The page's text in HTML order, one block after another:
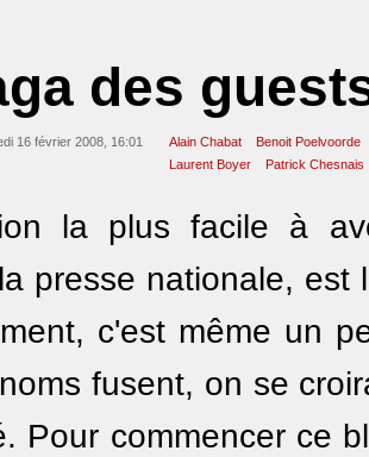
des
16 février 2008, 16:01 Alain Chabat
Benoit Poelvoorde
Laurent Boyer
Patrick Chesnais
la plus facile à
presse nationale,
c'est même un
fusent, on se
Pour commencer ce